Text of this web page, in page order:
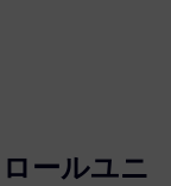
ールユニ